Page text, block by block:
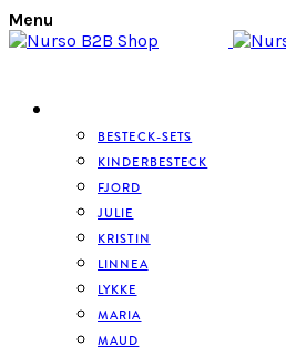
Menu
BESTECK-SETS
KINDERBESTECK
FJORD
JULIE
KRISTIN
LINNEA
LYKKE
MARIA
MAUD